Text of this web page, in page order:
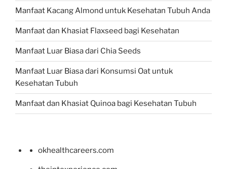
Manfaat Kacang Almond untuk Kesehatan Tubuh Anda
Manfaat dan Khasiat Flaxseed bagi Kesehatan
Manfaat Luar Biasa dari Chia Seeds
Manfaat Luar Biasa dari Konsumsi Oat untuk
Kesehatan Tubuh
Manfaat dan Khasiat Quinoa bagi Kesehatan Tubuh
okhealthcareers.com